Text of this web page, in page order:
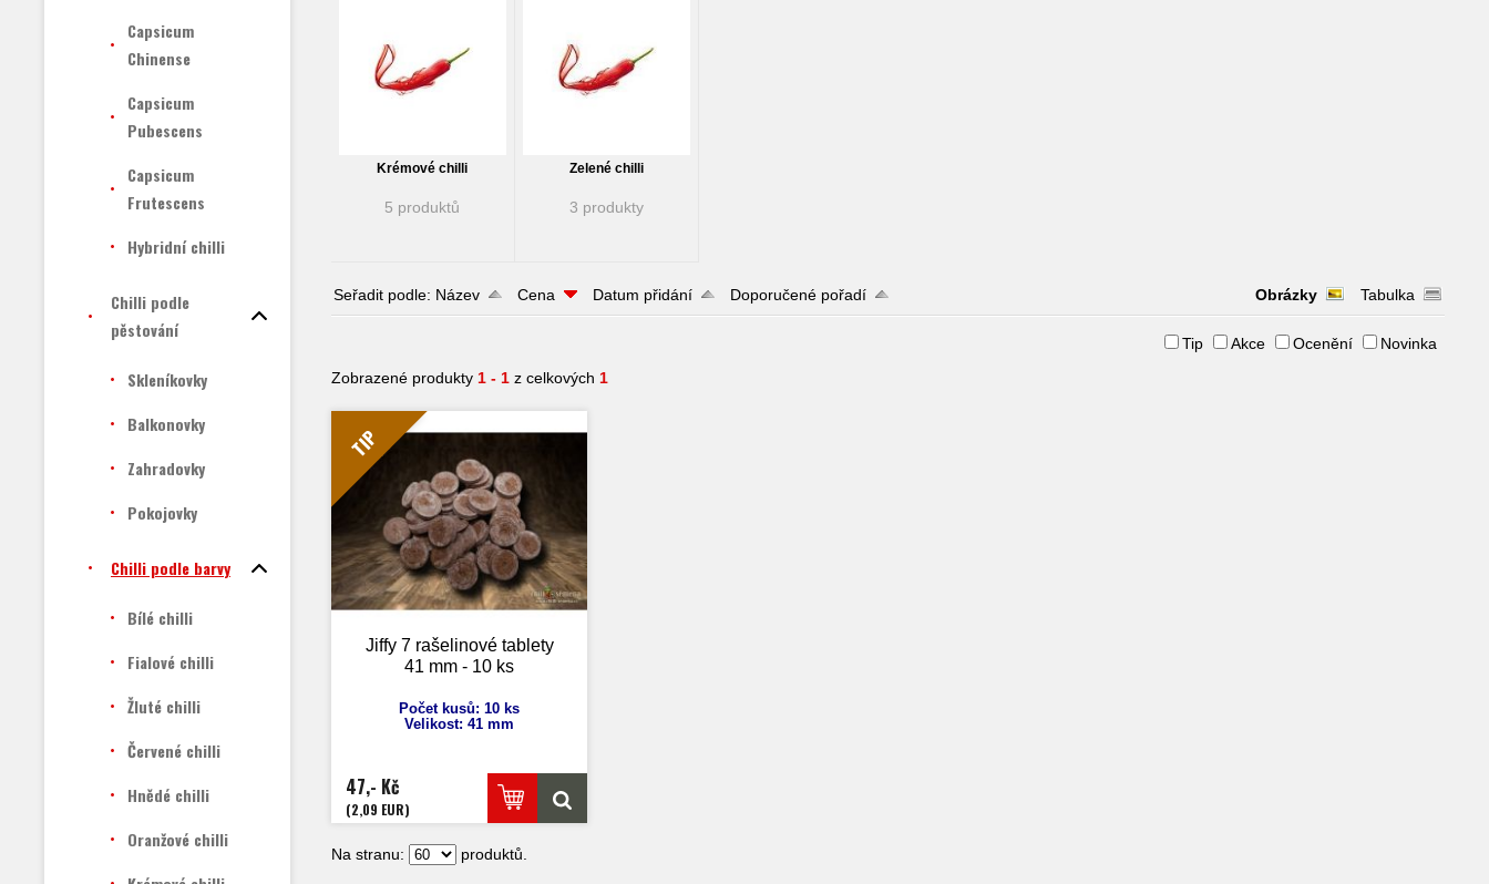
Capsicum
Chinense
Capsicum
Pubescens
Capsicum
Frutescens
Hybridní chilli
Chilli podle
pěstování
Skleníkovky
Balkonovky
Zahradovky
Pokojovky
Chilli podle barvy
Bílé chilli
Fialové chilli
Žluté chilli
Červené chilli
Hnědé chilli
Oranžové chilli
Krémové chilli
5 produktů
Zelené chilli
3 produkty
Seřadit podle: Název Cena Datum přidání Doporučené pořadí Obrázky Tabulka
Tip Akce Ocenění
Novinka
Zobrazené produkty 1 - 1 z celkových 1
TIP
Jiffy 7 rašelinové tablety
41 mm - 10 ks
Počet kusů: 10 ks
Velikost: 41 mm
47,- Kč
(2,09 EUR)
Na stranu: produktů.